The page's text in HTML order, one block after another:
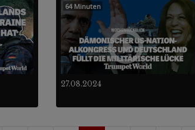
27.08.2024
64 Minuten